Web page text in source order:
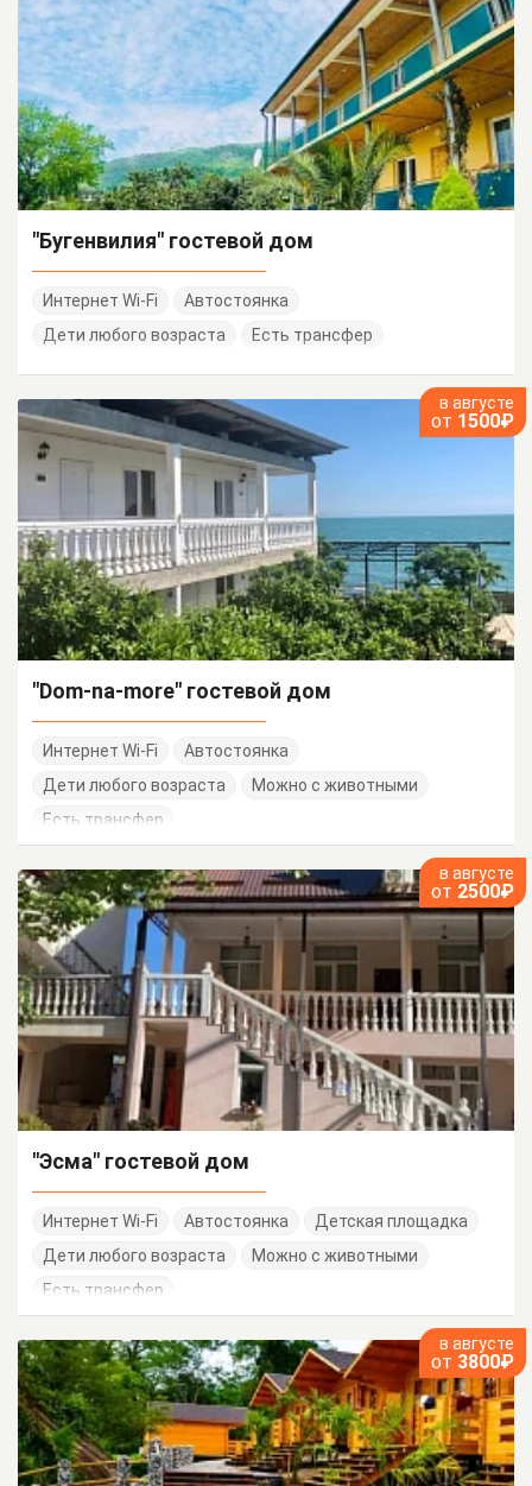
"Бугенвилия" гостевой дом
Интернет Wi-Fi
Автостоянка
Дети любого возраста
Есть трансфер
в августе
от 1500₽
"Dom-na-more" гостевой дом
Интернет Wi-Fi
Автостоянка
Дети любого возраста
Можно с животными
Есть трансфер
в августе
от 2500₽
"Эсма" гостевой дом
Интернет Wi-Fi Автостоянка
Детская площадка
Дети любого возраста
Можно с животными
Есть трансфер
в августе
от 3800₽